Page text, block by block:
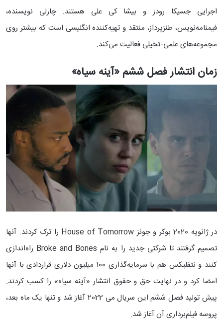
اجرایی جسیکا رودز و بیشا کی علی هستند. چارلی نویسنده،
فیمنامه‌نویس، طنزپرداز، منتقد و تهیه‌کننده انگلیسی است که بیشتر روی
مجموعه‌های علمی-تخیلی فعالیت می‌کند.
زمان انتشار فصل ششم «آینه سیاه»
در ژانویه 2020 بوکر و جونز House of Tomorrow را ترک کردند. آنها
تصمیم گرفتند تا شرکتی جدید را به نام Broke and Bones راه‌اندازی
کنند و نتفلیکس هم با سرمایه‌گذاری 100 میلیون دلاری قراردادی با آنها
امضا کرد و در نهایت حق و حقوق انتشار «آینه سیاه» را کسب کردند.
پیش تولید فصل ششم این سریال می 2022 آغاز شد و تنها یک ماه بعد،
پروسه فیلم‌برداری آن آغاز شد.